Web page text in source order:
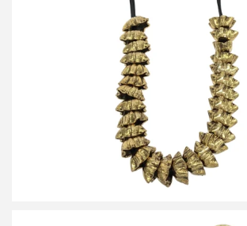
ネックレス HM25W1210-ASC03
買取金額12,000円